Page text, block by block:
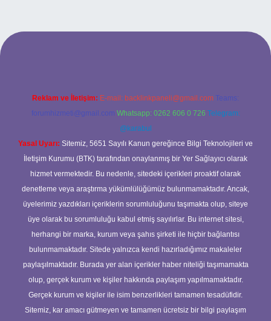
giriş
Reklam ve İletişim: E-mail: backlinkpaneli@gmail.com Teams:
forumhizmeti@gmail.com Whatsapp: 0262 606 0 726 Telegram:
@karabul
Yasal Uyarı: Sitemiz, 5651 Sayılı Kanun gereğince Bilgi Teknolojileri ve
İletişim Kurumu (BTK) tarafından onaylanmış bir Yer Sağlayıcı olarak
hizmet vermektedir. Bu nedenle, sitedeki içerikleri proaktif olarak
denetleme veya araştırma yükümlülüğümüz bulunmamaktadır. Ancak,
üyelerimiz yazdıkları içeriklerin sorumluluğunu taşımakta olup, siteye
üye olarak bu sorumluluğu kabul etmiş sayılırlar. Bu internet sitesi,
herhangi bir marka, kurum veya şahıs şirketi ile hiçbir bağlantısı
bulunmamaktadır. Sitede yalnızca kendi hazırladığımız makaleler
paylaşılmaktadır. Burada yer alan içerikler haber niteliği taşımamakta
olup, gerçek kurum ve kişiler hakkında paylaşım yapılmamaktadır.
Gerçek kurum ve kişiler ile isim benzerlikleri tamamen tesadüfidir.
Sitemiz, kar amacı gütmeyen ve tamamen ücretsiz bir bilgi paylaşım